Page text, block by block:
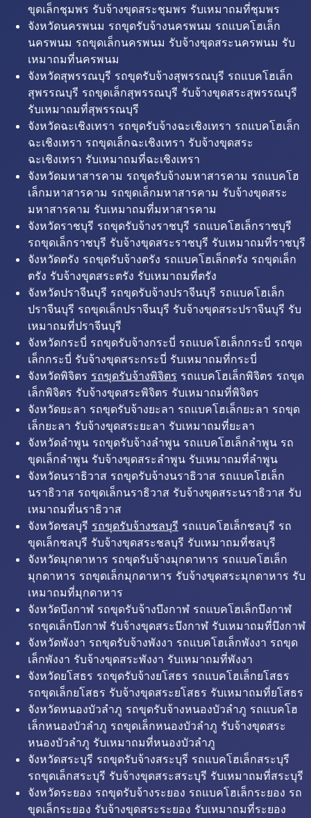
ขุดเล็กชุมพร รับจ้างขุดสระชุมพร รับเหมาถมที่ชุมพร
จังหวัดนครพนม รถขุดรับจ้างนครพนม รถแบคโฮเล็ก
นครพนม รถขุดเล็กนครพนม รับจ้างขุดสระนครพนม รับ
เหมาถมที่นครพนม
จังหวัดสุพรรณบุรี รถขุดรับจ้างสุพรรณบุรี รถแบคโฮเล็ก
สุพรรณบุรี รถขุดเล็กสุพรรณบุรี รับจ้างขุดสระสุพรรณบุรี
รับเหมาถมที่สุพรรณบุรี
จังหวัดฉะเชิงเทรา รถขุดรับจ้างฉะเชิงเทรา รถแบคโฮเล็ก
ฉะเชิงเทรา รถขุดเล็กฉะเชิงเทรา รับจ้างขุดสระ
ฉะเชิงเทรา รับเหมาถมที่ฉะเชิงเทรา
จังหวัดมหาสารคาม รถขุดรับจ้างมหาสารคาม รถแบคโฮ
เล็กมหาสารคาม รถขุดเล็กมหาสารคาม รับจ้างขุดสระ
มหาสารคาม รับเหมาถมที่มหาสารคาม
จังหวัดราชบุรี รถขุดรับจ้างราชบุรี รถแบคโฮเล็กราชบุรี
รถขุดเล็กราชบุรี รับจ้างขุดสระราชบุรี รับเหมาถมที่ราชบุรี
จังหวัดตรัง รถขุดรับจ้างตรัง รถแบคโฮเล็กตรัง รถขุดเล็ก
ตรัง รับจ้างขุดสระตรัง รับเหมาถมที่ตรัง
จังหวัดปราจีนบุรี รถขุดรับจ้างปราจีนบุรี รถแบคโฮเล็ก
ปราจีนบุรี รถขุดเล็กปราจีนบุรี รับจ้างขุดสระปราจีนบุรี รับ
เหมาถมที่ปราจีนบุรี
จังหวัดกระบี่ รถขุดรับจ้างกระบี่ รถแบคโฮเล็กกระบี่ รถขุด
เล็กกระบี่ รับจ้างขุดสระกระบี่ รับเหมาถมที่กระบี่
จังหวัดพิจิตร รถขุดรับจ้างพิจิตร รถแบคโฮเล็กพิจิตร รถขุด
เล็กพิจิตร รับจ้างขุดสระพิจิตร รับเหมาถมที่พิจิตร
จังหวัดยะลา รถขุดรับจ้างยะลา รถแบคโฮเล็กยะลา รถขุด
เล็กยะลา รับจ้างขุดสระยะลา รับเหมาถมที่ยะลา
จังหวัดลำพูน รถขุดรับจ้างลำพูน รถแบคโฮเล็กลำพูน รถ
ขุดเล็กลำพูน รับจ้างขุดสระลำพูน รับเหมาถมที่ลำพูน
จังหวัดนราธิวาส รถขุดรับจ้างนราธิวาส รถแบคโฮเล็ก
นราธิวาส รถขุดเล็กนราธิวาส รับจ้างขุดสระนราธิวาส รับ
เหมาถมที่นราธิวาส
จังหวัดชลบุรี รถขุดรับจ้างชลบุรี รถแบคโฮเล็กชลบุรี รถ
ขุดเล็กชลบุรี รับจ้างขุดสระชลบุรี รับเหมาถมที่ชลบุรี
จังหวัดมุกดาหาร รถขุดรับจ้างมุกดาหาร รถแบคโฮเล็ก
มุกดาหาร รถขุดเล็กมุกดาหาร รับจ้างขุดสระมุกดาหาร รับ
เหมาถมที่มุกดาหาร
จังหวัดบึงกาฬ รถขุดรับจ้างบึงกาฬ รถแบคโฮเล็กบึงกาฬ
รถขุดเล็กบึงกาฬ รับจ้างขุดสระบึงกาฬ รับเหมาถมที่บึงกาฬ
จังหวัดพังงา รถขุดรับจ้างพังงา รถแบคโฮเล็กพังงา รถขุด
เล็กพังงา รับจ้างขุดสระพังงา รับเหมาถมที่พังงา
จังหวัดยโสธร รถขุดรับจ้างยโสธร รถแบคโฮเล็กยโสธร
รถขุดเล็กยโสธร รับจ้างขุดสระยโสธร รับเหมาถมที่ยโสธร
จังหวัดหนองบัวลำภู รถขุดรับจ้างหนองบัวลำภู รถแบคโฮ
เล็กหนองบัวลำภู รถขุดเล็กหนองบัวลำภู รับจ้างขุดสระ
หนองบัวลำภู รับเหมาถมที่หนองบัวลำภู
จังหวัดสระบุรี รถขุดรับจ้างสระบุรี รถแบคโฮเล็กสระบุรี
รถขุดเล็กสระบุรี รับจ้างขุดสระสระบุรี รับเหมาถมที่สระบุรี
จังหวัดระยอง รถขุดรับจ้างระยอง รถแบคโฮเล็กระยอง รถ
ขุดเล็กระยอง รับจ้างขุดสระระยอง รับเหมาถมที่ระยอง